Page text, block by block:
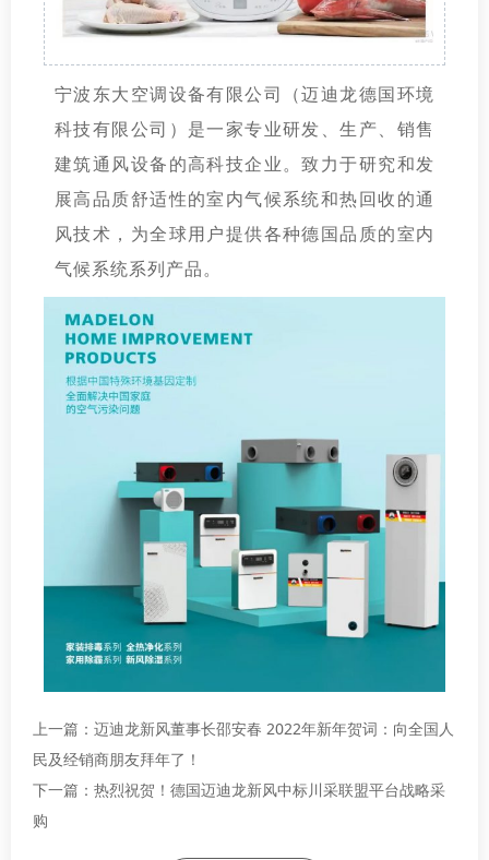
宁波东大空调设备有限公司（迈迪龙德国环境
科技有限公司）是一家专业研发、生产、销售
建筑通风设备的高科技企业。致力于研究和发
展高品质舒适性的室内气候系统和热回收的通
风技术，为全球用户提供各种德国品质的室内
气候系统系列产品。
上一篇： 迈迪龙新风董事长邵安春 2022年新年贺词：向全国人
民及经销商朋友拜年了！
下一篇： 热烈祝贺！德国迈迪龙新风中标川采联盟平台战略采
购